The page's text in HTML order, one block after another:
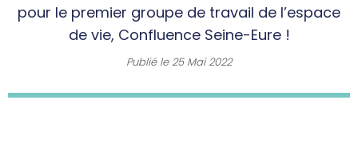
pour le premier groupe de travail de l’espace
de vie, Confluence Seine-Eure !
Publié le25 Mai 2022